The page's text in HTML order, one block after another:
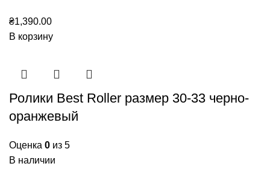
₴1,390.00
В корзину
Ролики Best Roller размер 30-33 черно-
оранжевый
Оценка 0 из 5
В наличии